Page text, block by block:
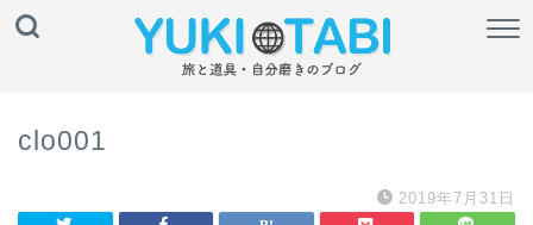
clo001
2019年7月31日